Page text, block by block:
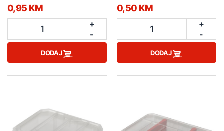
0,95 KM
1
+
-
DODAJ
0,50 KM
1
+
-
DODAJ